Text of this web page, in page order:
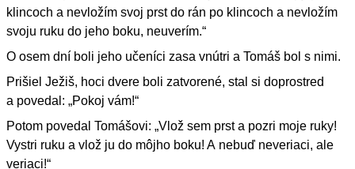
klincoch a nevložím svoj prst do rán po klincoch a nevložím
svoju ruku do jeho boku, neuverím.“
O osem dní boli jeho učeníci zasa vnútri a Tomáš bol s nimi.
Prišiel Ježiš, hoci dvere boli zatvorené, stal si doprostred
a povedal: „Pokoj vám!“
Potom povedal Tomášovi: „Vlož sem prst a pozri moje ruky!
Vystri ruku a vlož ju do môjho boku! A nebuď neveriaci, ale
veriaci!“